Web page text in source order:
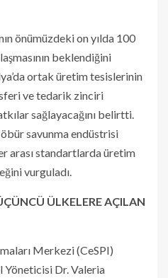
önümüzdeki on yılda 100
beklendiğini
ortak üretim tesislerinin
ve tedarik zinciri
sağlayacağını belirtti.
savunma endüstrisi
arası standartlarda üretim
vurguladı.
ÜLKELERE AÇILAN
Merkezi (CeSPI)
Dr. Valeria